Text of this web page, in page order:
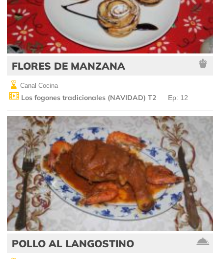
FLORES DE MANZANA
Canal Cocina
Los fogones tradicionales (NAVIDAD) T2 Ep: 12
POLLO AL LANGOSTINO